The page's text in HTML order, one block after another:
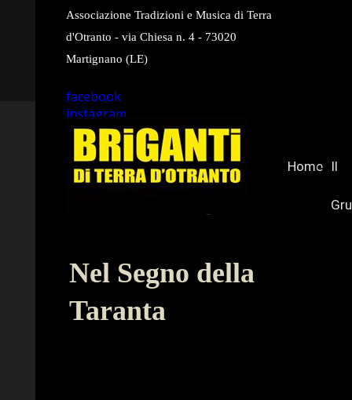
Associazione Tradizioni e Musica di Terra
d'Otranto - via Chiesa n. 4 - 73020
Martignano (LE)
facebook
instagram
youtube
Home Il
Nel Segno della
Taranta